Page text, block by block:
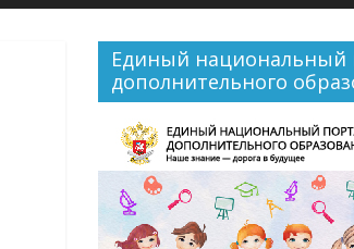
Единый национальный
дополнительного